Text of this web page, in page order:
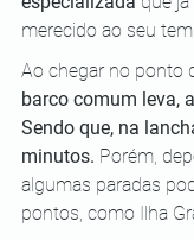
merecido ao seu
Ao chegar no ponto
barco comum leva,
Sendo que, na
minutos. Porém,
algumas paradas
pontos, como Ilha